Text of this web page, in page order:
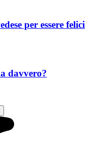
per essere felici
davvero?